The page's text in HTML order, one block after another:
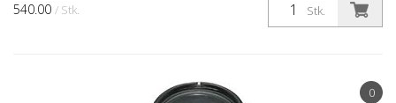
540.00 / Stk. Stk.
0